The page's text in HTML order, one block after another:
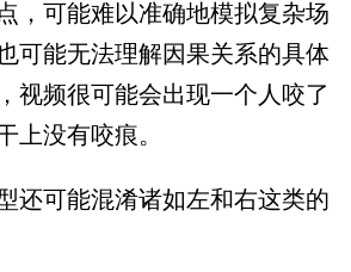
，可能难以准确地模拟复杂场
可能无法理解因果关系的具体
视频很可能会出现一个人咬了
上没有咬痕。
可能混淆诸如左和右这类的